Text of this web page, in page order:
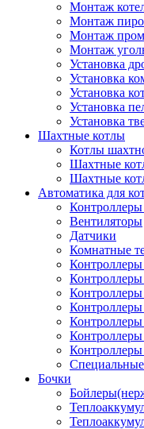
Монтаж
Монтаж
Монтаж
Монтаж
Установка
Установка
Установка
Установка
Установка
Шахтные котлы
Котлы
Шахтные
Шахтные
Автоматика для
Контроллеры
Вентиляторы
Датчики
Комнатные
Контроллеры
Контроллеры
Контроллеры
Контроллеры
Контроллеры
Контроллеры
Бочки